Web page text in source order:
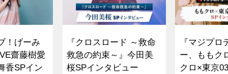
！げーみ
齋藤樹愛
香SPイン
『クロスロード ～救命
救急の約束～』今田美
桜SPインタビュー
『マジプロ
ー、ももク
クロ×東京